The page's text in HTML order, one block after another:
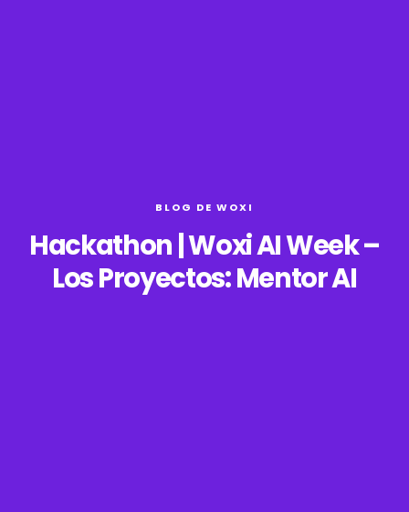
BLOG DE WOXI
Hackathon | Woxi AI Week –
Los Proyectos: Mentor AI